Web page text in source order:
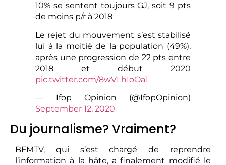
10% se sentent toujours GJ, soit 9 pts
de moins p/r à 2018
Le rejet du mouvement s’est stabilisé
lui à la moitié de la population (49%),
après une progression de 22 pts entre
2018 et début 2020
pic.twitter.com/8wVLhIoOa1
— Ifop Opinion (@IfopOpinion)
September 12, 2020
Du journalisme? Vraiment?
BFMTV, qui s’est chargé de reprendre
l’information à la hâte, a finalement modifié le